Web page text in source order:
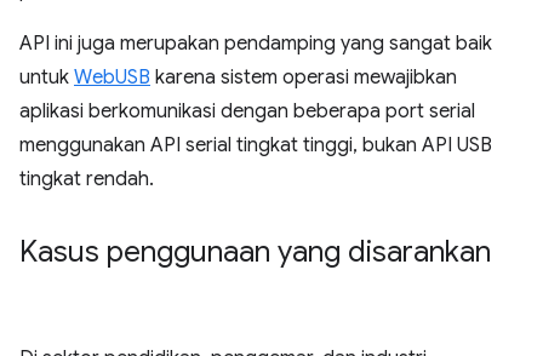
API ini juga merupakan pendamping yang sangat baik
untuk WebUSB karena sistem operasi mewajibkan
aplikasi berkomunikasi dengan beberapa port serial
menggunakan API serial tingkat tinggi, bukan API USB
tingkat rendah.
Kasus penggunaan yang disarankan